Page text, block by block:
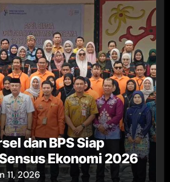
dan BPS Siap
Ekonomi 2026
11, 2026